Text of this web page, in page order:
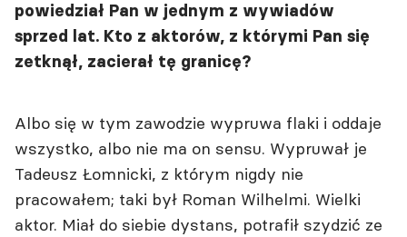
powiedział Pan w jednym z wywiadów
sprzed lat. Kto z aktorów, z którymi Pan się
zetknął, zacierał tę granicę?
Albo się w tym zawodzie wypruwa flaki i oddaje
wszystko, albo nie ma on sensu. Wypruwał je
Tadeusz Łomnicki, z którym nigdy nie
pracowałem; taki był Roman Wilhelmi. Wielki
aktor. Miał do siebie dystans, potrafił szydzić ze